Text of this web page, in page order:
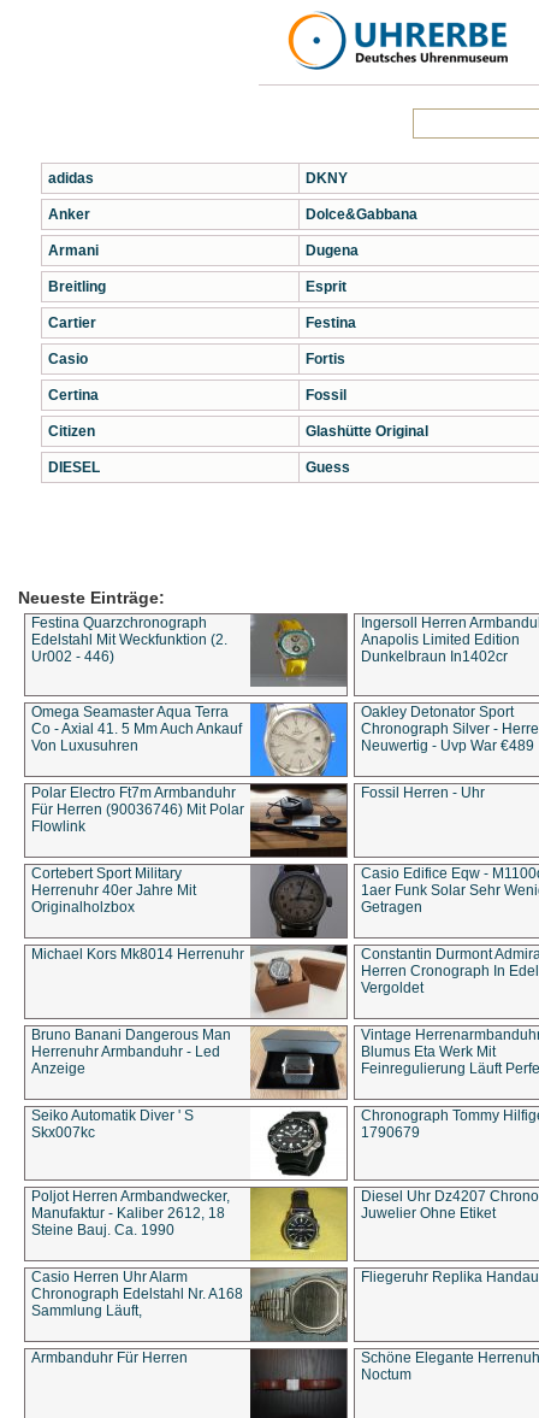
adidas
Anker
Armani
Breitling
Cartier
Casio
Certina
Citizen
DIESEL
DKNY
Dolce&Gabbana
Dugena
Esprit
Festina
Fortis
Fossil
Glashütte Original
Guess
Neueste Einträge:
Festina Quarzchronograph
Edelstahl Mit Weckfunktion (2.
Ur002 - 446)
Ingersoll Herren
Anapolis Limited Edition
Dunkelbraun In1402cr
Omega Seamaster Aqua Terra
Co - Axial 41. 5 Mm Auch Ankauf
Von Luxusuhren
Oakley Detonator Sport
Chronograph Silver -
Neuwertig - Uvp War €489
Polar Electro Ft7m Armbanduhr
Für Herren (90036746) Mit Polar
Flowlink
Fossil Herren - Uhr
Cortebert Sport Military
Herrenuhr 40er Jahre Mit
Originalholzbox
Casio Edifice Eqw -
1aer Funk Solar Sehr
Getragen
Michael Kors Mk8014 Herrenuhr
Constantin Durmont
Herren Cronograph In
Vergoldet
Bruno Banani Dangerous Man
Herrenuhr Armbanduhr - Led
Anzeige
Vintage
Blumus Eta Werk Mit
Feinregulierung Läuft
Seiko Automatik Diver ' S
Skx007kc
Chronograph Tommy
1790679
Poljot Herren Armbandwecker,
Manufaktur - Kaliber 2612, 18
Steine Bauj. Ca. 1990
Diesel Uhr Dz4207
Juwelier Ohne Etiket
Casio Herren Uhr Alarm
Chronograph Edelstahl Nr. A168
Sammlung Läuft,
Fliegeruhr Replika
Armbanduhr Für Herren
Schöne Elegante
Noctum